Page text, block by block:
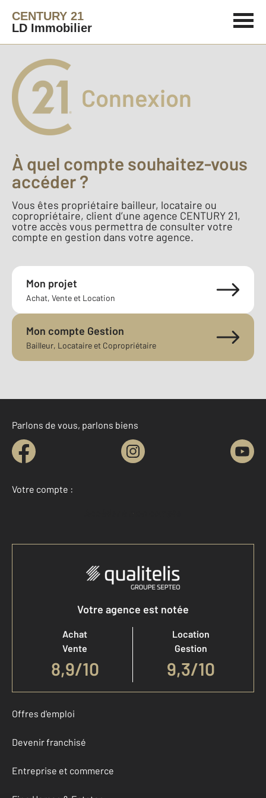
CENTURY 21
LD Immobilier
Connexion
À quel compte souhaitez-vous
accéder ?
Vous êtes propriétaire bailleur, locataire ou
copropriétaire, client d’une agence CENTURY 21,
votre accès vous permettra de consulter votre
compte en gestion dans votre agence.
Mon projet
Achat, Vente et Location
Mon compte Gestion
Bailleur, Locataire et Copropriétaire
Parlons de vous, parlons biens
Votre compte :
Accéder à mon compte
Votre agence est notée
Achat
Vente
8,9/10
Location
Gestion
9,3/10
Offres d'emploi
Devenir franchisé
Entreprise et commerce